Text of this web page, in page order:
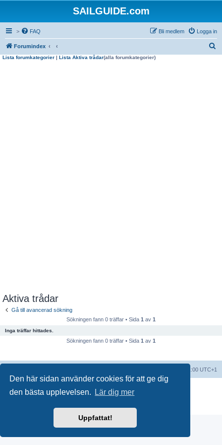
Den här sidan använder cookies för att ge dig
den bästa upplevelsen.
Lär dig mer
Uppfattat!
SAILGUIDE.com
> FAQ Logga in
Bli medlem
Forumindex
Lista forumkategorier | Lista Aktiva trådar(alla forumkategorier)
Aktiva trådar
Gå till avancerad sökning
Sökningen fann 0 träffar • Sida 1 av 1
Inga träffar hittades.
Sökningen fann 0 träffar • Sida 1 av 1
Alla tidsangivelser är UTC+01:00 UTC+1
Swedish translation byphpBB Sweden